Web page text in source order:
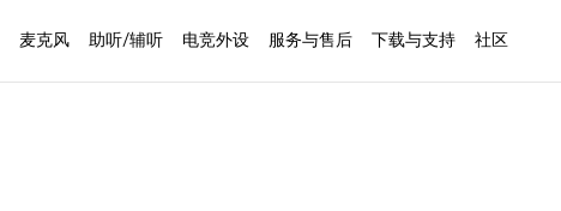
麦克风 助听/辅听 电竞外设 服务与售后 下载与支持 社区